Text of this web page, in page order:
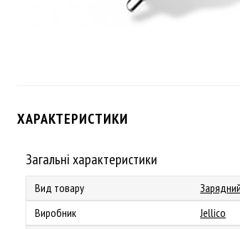
ХАРАКТЕРИСТИКИ
Загальні характеристики
Вид товару
Виробник
Jellico